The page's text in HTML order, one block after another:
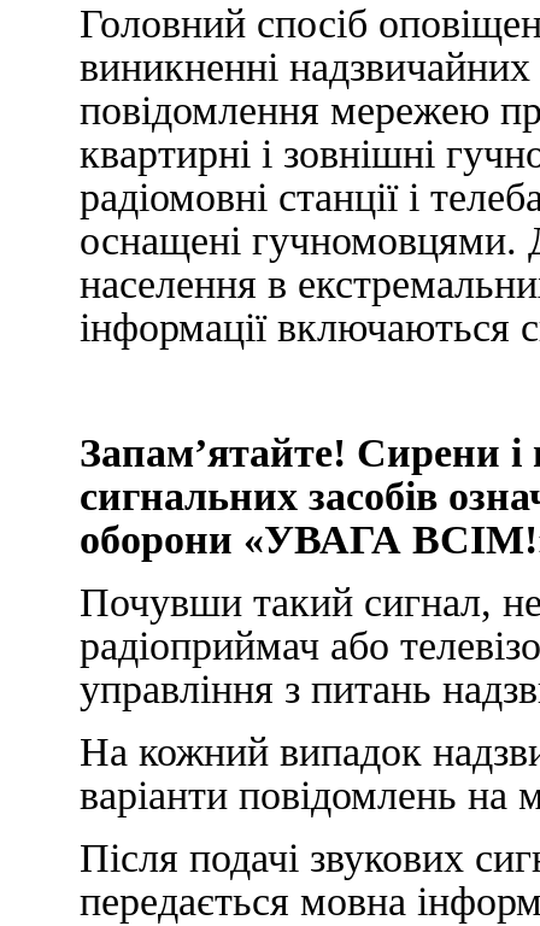
Головний спосіб
виникненні
повідомлення мережею
квартирні і зовнішні
радіомовні станції і
оснащені гучномовцями.
населення в
інформації включаються
Запам’ятайте! Сирени і
сигнальних засобів
оборони «УВАГА
Почувши такий сигнал,
радіоприймач або
управління з питань
На кожний випадок
варіанти повідомлень на
Після подачі звукових
передається мовна